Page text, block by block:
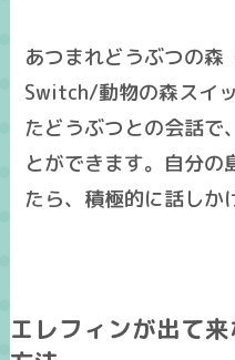
あつまれどうぶつの
Switch/動物の森スイ
たどうぶつとの会話で
とができます。自分の
たら、積極的に話しか
エレフィンが出て